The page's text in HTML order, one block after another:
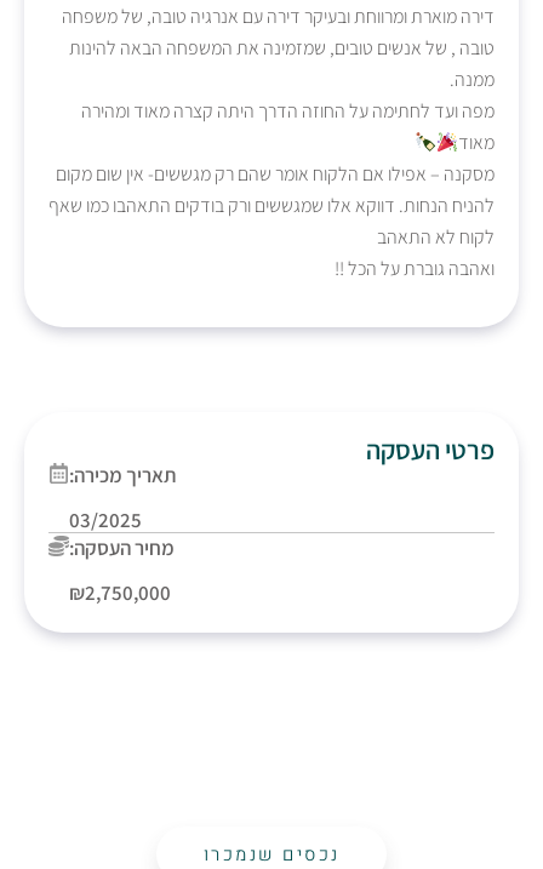
דירה מוארת ומרווחת ובעיקר דירה עם אנרגיה טובה, של משפחה
טובה , של אנשים טובים, שמזמינה את המשפחה הבאה להינות
ממנה.
מפה ועד לחתימה על החוזה הדרך היתה קצרה מאוד ומהירה
מאוד
מסקנה – אפילו אם הלקוח אומר שהם רק מגששים- אין שום מקום
להניח הנחות. דווקא אלו שמגששים ורק בודקים התאהבו כמו שאף
לקוח לא התאהב
ואהבה גוברת על הכל !!
פרטי העסקה
תאריך מכירה:
03/2025
מחיר העסקה:
₪2,750,000
נכסים שנמכרו